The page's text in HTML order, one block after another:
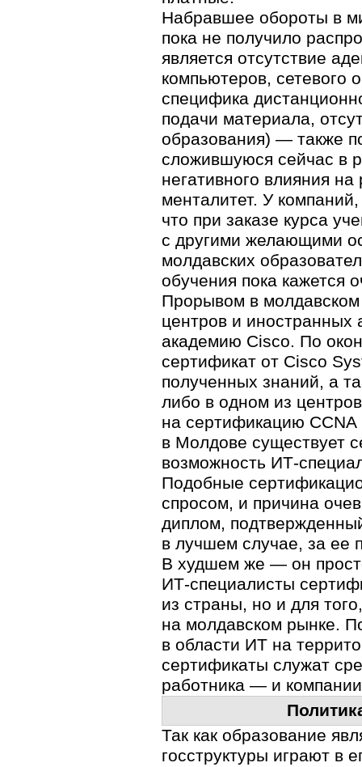
Набравшее обороты в
пока не получило
является отсутствие
компьютеров, сетевого
специфика
подачи материала,
образования) — также
сложившуюся сейчас в
негативного влияния
менталитет. У
что при заказе курса
с другими желающими
молдавских
обучения пока кажется
Прорывом в
центров и
академию Cisco. По
сертификат от Cisco
полученных знаний, а
либо в одном из
на сертификацию
в Молдове существует
возможность ИТ-
Подобные
спросом, и причина
диплом,
в лучшем случае, за ее
В худшем же — он
ИТ-специалисты
из страны, но и для
на молдавском рынке.
в области ИТ на
сертификаты служат
работника — и
Так как образование
госструктуры играют в